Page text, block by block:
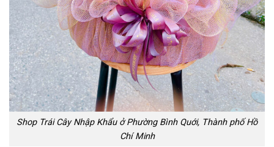
Shop Trái Cây Nhập Khẩu ở Phường Bình Quới, Thành phố Hồ
Chí Minh